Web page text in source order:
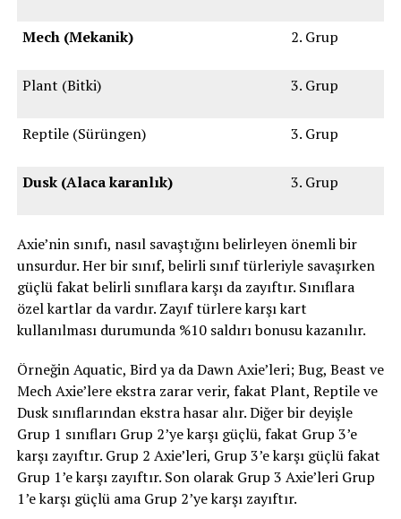
Mech (Mekanik) 2. Grup
Plant (Bitki) 3. Grup
Reptile (Sürüngen) 3. Grup
Dusk (Alaca karanlık) 3. Grup
Axie’nin sınıfı, nasıl savaştığını belirleyen önemli bir
unsurdur. Her bir sınıf, belirli sınıf türleriyle savaşırken
güçlü fakat belirli sınıflara karşı da zayıftır. Sınıflara
özel kartlar da vardır. Zayıf türlere karşı kart
kullanılması durumunda %10 saldırı bonusu kazanılır.
Örneğin Aquatic, Bird ya da Dawn Axie’leri; Bug, Beast ve
Mech Axie’lere ekstra zarar verir, fakat Plant, Reptile ve
Dusk sınıflarından ekstra hasar alır. Diğer bir deyişle
Grup 1 sınıfları Grup 2’ye karşı güçlü, fakat Grup 3’e
karşı zayıftır. Grup 2 Axie’leri, Grup 3’e karşı güçlü fakat
Grup 1’e karşı zayıftır. Son olarak Grup 3 Axie’leri Grup
1’e karşı güçlü ama Grup 2’ye karşı zayıftır.